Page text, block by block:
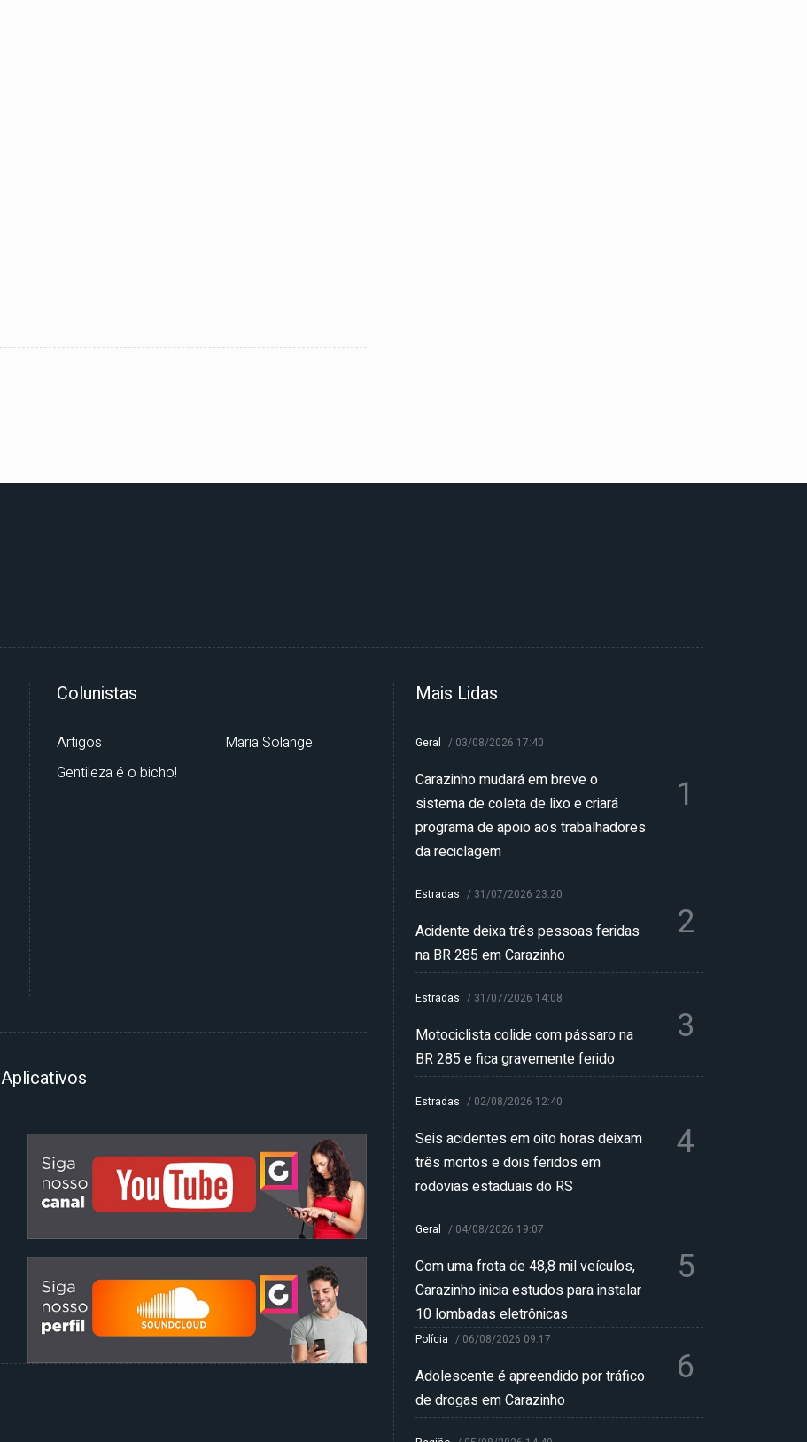
Colunistas
Artigos
Gentileza é o bicho!
Maria Solange
Aplicativos
Mais Lidas
Geral / 03/08/2026 17:40
Carazinho mudará em breve o
sistema de coleta de lixo e criará
programa de apoio aos trabalhadores
da reciclagem
1
Estradas / 31/07/2026 23:20
Acidente deixa três pessoas feridas
na BR 285 em Carazinho
2
Estradas / 31/07/2026 14:08
Motociclista colide com pássaro na
BR 285 e fica gravemente ferido
3
Estradas / 02/08/2026 12:40
Seis acidentes em oito horas deixam
três mortos e dois feridos em
rodovias estaduais do RS
4
Geral / 04/08/2026 19:07
Com uma frota de 48,8 mil veículos,
Carazinho inicia estudos para instalar
10 lombadas eletrônicas
5
Polícia / 06/08/2026 09:17
Adolescente é apreendido por tráfico
de drogas em Carazinho
6